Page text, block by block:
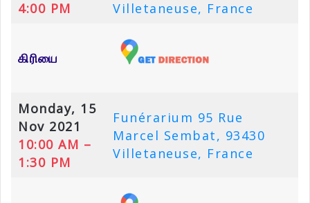
4:00 PM
Villetaneuse, France
கிரியை
Monday, 15
Nov 2021
10:00 AM –
1:30 PM
Funérarium 95 Rue
Marcel Sembat, 93430
Villetaneuse, France